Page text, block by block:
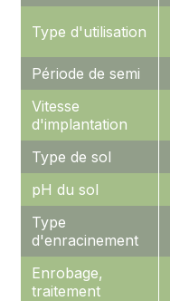
Type d'utilisation
Période de semi
Vitesse
d'implantation
Type de sol
pH du sol
Type
d'enracinement
Enrobage,
traitement